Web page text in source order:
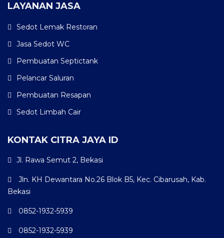
LAYANAN JASA
Sedot Lemak Restoran
Jasa Sedot WC
Pembuatan Septictank
Pelancar Saluran
Pembuatan Resapan
Sedot Limbah Cair
KONTAK CITRA JAYA ID
Jl. Rawa Semut 2, Bekasi
Jln. KH Dewantara No.26 Blok B5, Kec. Cibarusah, Kab.
Bekasi
0852-1932-5939
0852-1932-5939